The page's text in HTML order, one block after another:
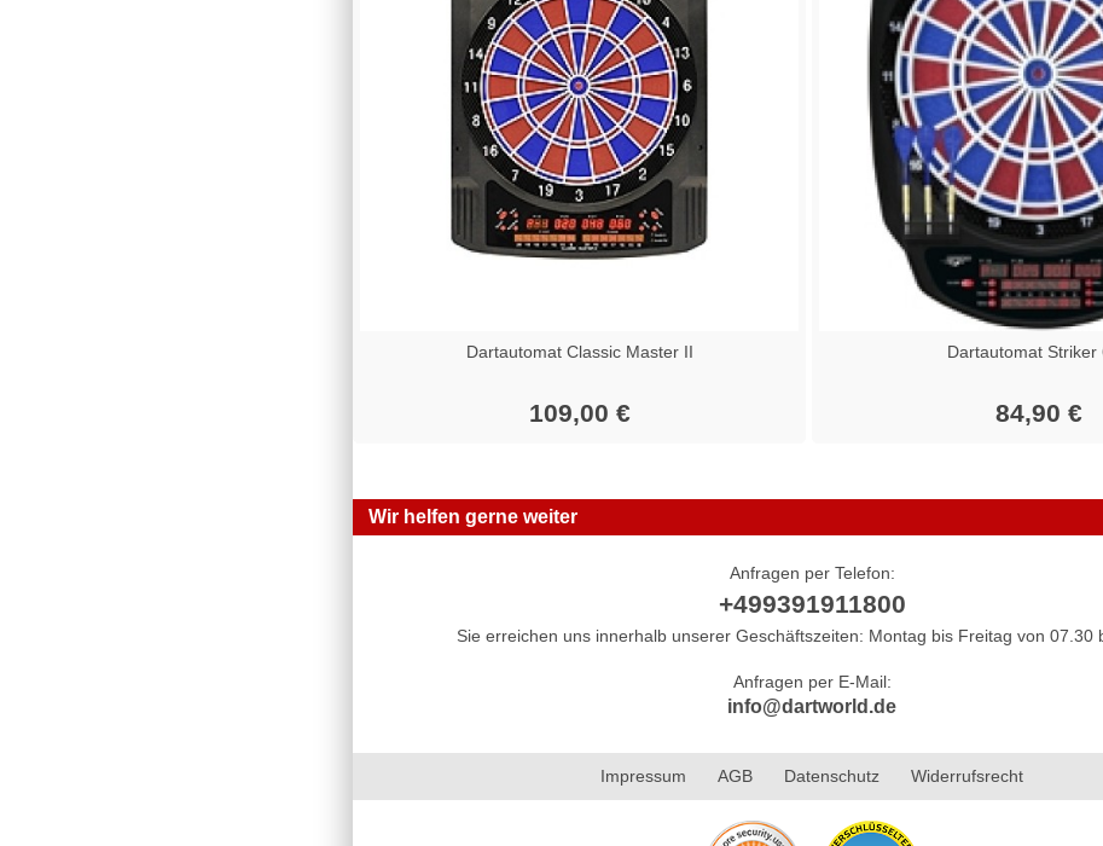
Dartautomat Classic Master II
109,00 €
Dartautomat Striker
84,90 €
Wir helfen gerne weiter
Anfragen per Telefon:
+499391911800
Sie erreichen uns innerhalb unserer Geschäftszeiten: Montag bis Freitag von 07.30
Anfragen per E-Mail:
info@dartworld.de
Impressum AGB Datenschutz Widerrufsrecht